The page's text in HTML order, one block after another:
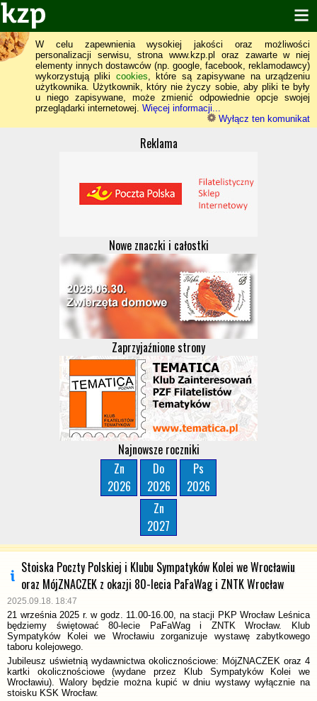
W celu zapewnienia wysokiej jakości oraz możliwości
personalizacji serwisu, strona www.kzp.pl oraz zawarte w niej
elementy innych dostawców (np. google, facebook, reklamodawcy)
wykorzystują pliki cookies, które są zapisywane na urządzeniu
użytkownika. Użytkownik, który nie życzy sobie, aby pliki te były
u niego zapisywane, może zmienić odpowiednie opcje swojej
przeglądarki internetowej. Więcej informacji...
Wyłącz ten komunikat
Reklama
Nowe znaczki i całostki
Zaprzyjaźnione strony
Najnowsze roczniki
Zn
2026
Do
2026
Ps
2026
Zn
2027
Stoiska Poczty Polskiej i Klubu Sympatyków Kolei we Wrocławiu
oraz MójZNACZEK z okazji 80-lecia PaFaWag i ZNTK Wrocław
2025.09.18. 18:47
21 września 2025 r. w godz. 11.00-16.00, na stacji PKP Wrocław Leśnica
będziemy świętować 80-lecie PaFaWag i ZNTK Wrocław. Klub
Sympatyków Kolei we Wrocławiu zorganizuje wystawę zabytkowego
taboru kolejowego.
Jubileusz uświetnią wydawnictwa okolicznościowe: MójZNACZEK oraz 4
kartki okolicznościowe (wydane przez Klub Sympatyków Kolei we
Wrocławiu). Walory będzie można kupić w dniu wystawy wyłącznie na
stoisku KSK Wrocław.